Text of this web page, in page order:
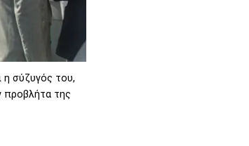
η σύζυγός του,
προβλήτα της